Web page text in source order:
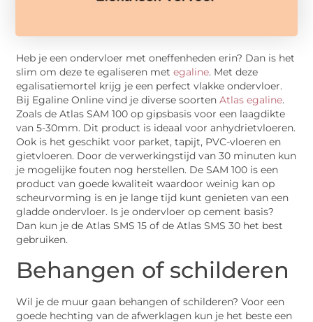
Heb je een ondervloer met oneffenheden erin? Dan is het
slim om deze te egaliseren metegaline. Met deze
egalisatiemortel krijg je een perfect vlakke ondervloer.
Bij Egaline Online vind je diverse soortenAtlas egaline.
Zoals de Atlas SAM 100 op gipsbasis voor een laagdikte
van 5-30mm. Dit product is ideaal voor anhydrietvloeren.
Ook is het geschikt voor parket, tapijt, PVC-vloeren en
gietvloeren. Door de verwerkingstijd van 30 minuten kun
je mogelijke fouten nog herstellen. De SAM 100 is een
product van goede kwaliteit waardoor weinig kan op
scheurvorming is en je lange tijd kunt genieten van een
gladde ondervloer. Is je ondervloer op cement basis?
Dan kun je de Atlas SMS 15 of de Atlas SMS 30 het best
gebruiken.
Behangen of schilderen
Wil je de muur gaan behangen of schilderen? Voor een
goede hechting van de afwerklagen kun je het beste een